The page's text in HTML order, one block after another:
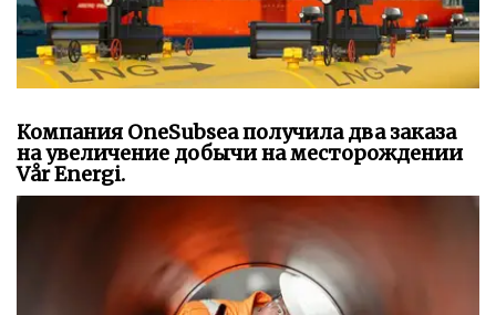
Компания OneSubsea получила два заказа
на увеличение добычи на месторождении
Vår Energi.